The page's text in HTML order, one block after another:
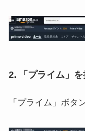
2. 「プライム」
「プライム」ボタ